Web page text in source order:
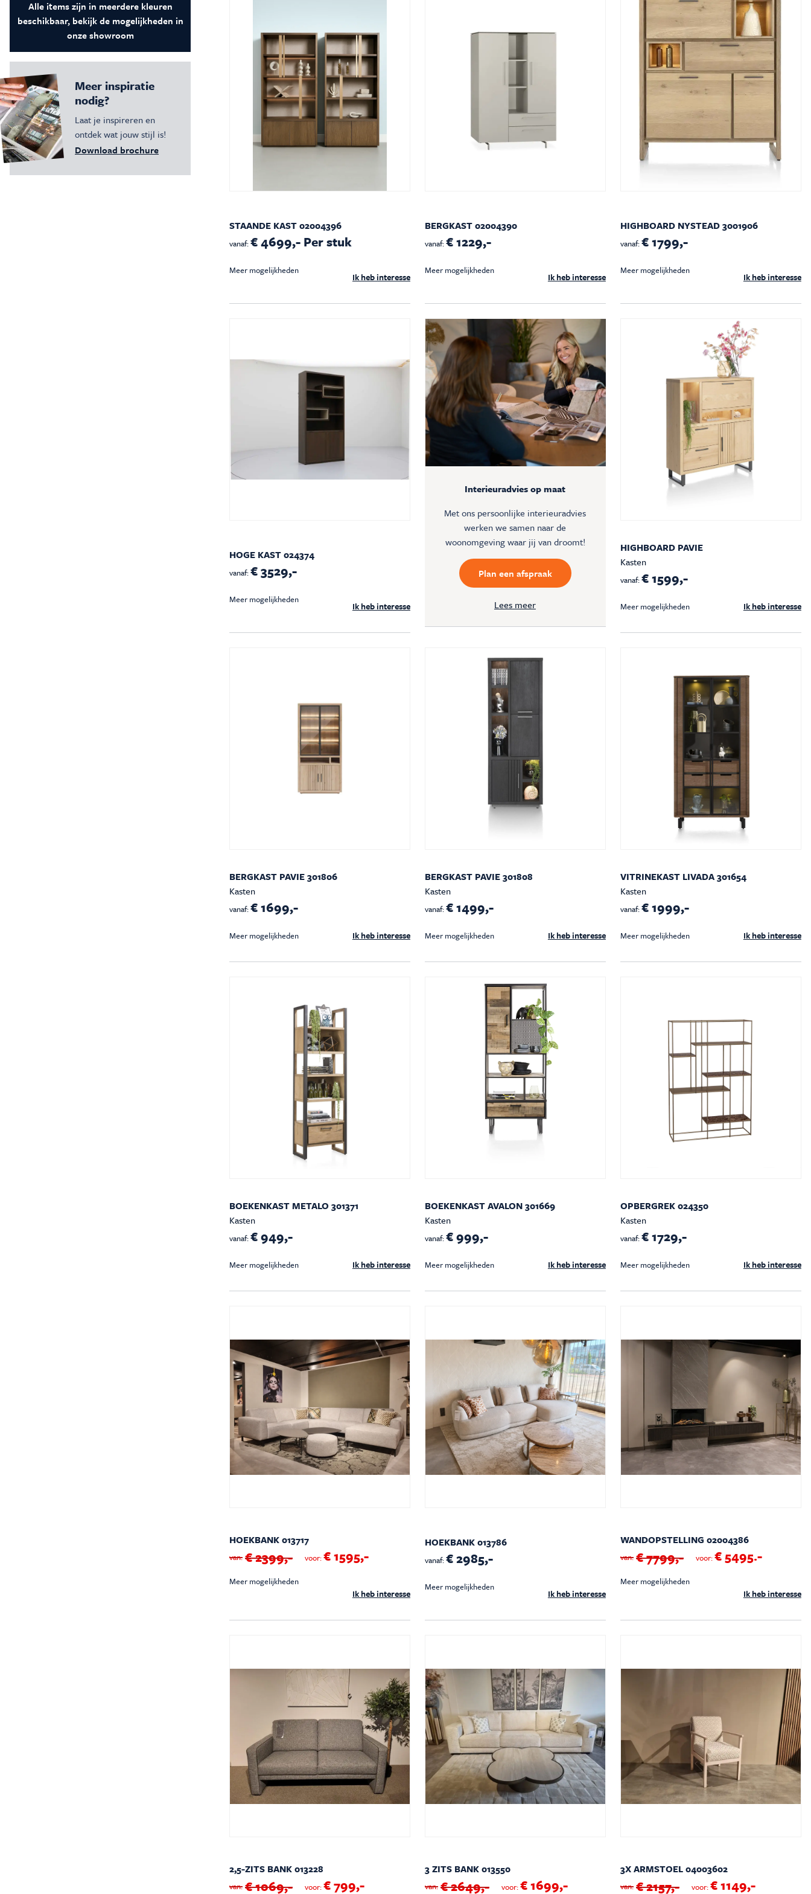
Vloeren
Accessoires
Stalen binnendeuren
Verlichting
Sfeerimpressie slaapkamerkasten
Vloeren
Stalen binnendeuren
Verlichting
Alle items zijn in meerdere kleuren
beschikbaar, bekijk de mogelijkheden in
onze showroom
Meer inspiratie
nodig?
Laat je inspireren en
ontdek wat jouw stijl is!
Download brochure
STAANDE KAST 02004396
vanaf:€ 4699,- Per stuk
Meer mogelijkheden
Ik heb interesse
BERGKAST 02004390
vanaf:€ 1229,-
Meer mogelijkheden
Ik heb interesse
HIGHBOARD NYSTEAD 3001906
vanaf:€ 1799,-
Meer mogelijkheden
Ik heb interesse
HOGE KAST 024374
vanaf:€ 3529,-
Meer mogelijkheden
Ik heb interesse
Interieuradvies op maat
Met ons persoonlijke interieuradvies
werken we samen naar de
woonomgeving waar jij van droomt!
Plan een afspraak
Lees meer
HIGHBOARD PAVIE
Kasten
vanaf:€ 1599,-
Meer mogelijkheden Ik heb interesse
BERGKAST PAVIE 301806
Kasten
vanaf:€ 1699,-
Meer mogelijkheden Ik heb interesse
BERGKAST PAVIE 301808
Kasten
vanaf:€ 1499,-
Meer mogelijkheden Ik heb interesse
VITRINEKAST LIVADA 301654
Kasten
vanaf:€ 1999,-
Meer mogelijkheden Ik heb interesse
BOEKENKAST METALO 301371
Kasten
vanaf:€ 949,-
Meer mogelijkheden Ik heb interesse
BOEKENKAST AVALON 301669
Kasten
vanaf:€ 999,-
Meer mogelijkheden Ik heb interesse
OPBERGREK 024350
Kasten
vanaf:€ 1729,-
Meer mogelijkheden Ik heb interesse
HOEKBANK 013717
voor:€ 1595,-
van: € 2399,-
Meer mogelijkheden
Ik heb interesse
HOEKBANK 013786
vanaf:€ 2985,-
Meer mogelijkheden
Ik heb interesse
WANDOPSTELLING 02004386
voor:€ 5495.-
van: € 7799,-
Meer mogelijkheden
Ik heb interesse
2,5-ZITS BANK 013228
voor:€ 799,-
van: € 1069,-
3 ZITS BANK 013550
voor:€ 1699,-
van: € 2649,-
3X ARMSTOEL 04003602
voor:€ 1149,-
van: € 2157,-